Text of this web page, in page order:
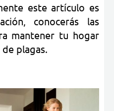
este artículo es
conocerás las
mantener tu hogar
plagas.